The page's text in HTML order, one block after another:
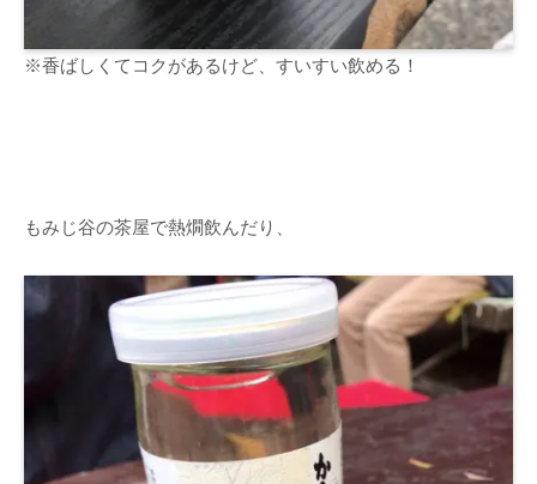
※香ばしくてコクがあるけど、すいすい飲める！
もみじ谷の茶屋で熱燗飲んだり、